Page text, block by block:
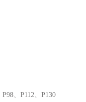
、P112、P130